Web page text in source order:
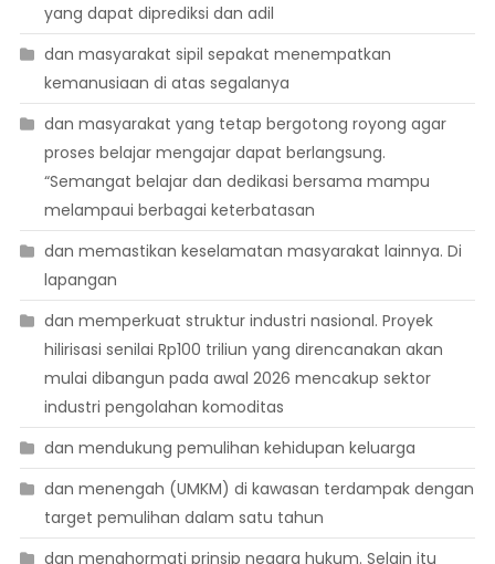
yang dapat diprediksi dan adil
dan masyarakat sipil sepakat menempatkan
kemanusiaan di atas segalanya
dan masyarakat yang tetap bergotong royong agar
proses belajar mengajar dapat berlangsung.
“Semangat belajar dan dedikasi bersama mampu
melampaui berbagai keterbatasan
dan memastikan keselamatan masyarakat lainnya. Di
lapangan
dan memperkuat struktur industri nasional. Proyek
hilirisasi senilai Rp100 triliun yang direncanakan akan
mulai dibangun pada awal 2026 mencakup sektor
industri pengolahan komoditas
dan mendukung pemulihan kehidupan keluarga
dan menengah (UMKM) di kawasan terdampak dengan
target pemulihan dalam satu tahun
dan menghormati prinsip negara hukum. Selain itu